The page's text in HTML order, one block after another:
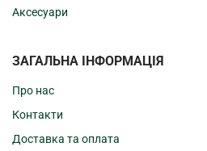
Аксесуари
ЗАГАЛЬНА ІНФОРМАЦІЯ
Про нас
Контакти
Доставка та оплата